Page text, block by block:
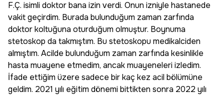
F.Ç. isimli doktor bana izin verdi. Onun izniyle hastanede
vakit geçirdim. Burada bulunduğum zaman zarfında
doktor koltuğuna oturduğum olmuştur. Boynuma
stetoskop da takmıştım. Bu stetoskopu medikalciden
almıştım. Acilde bulunduğum zaman zarfında kesinlikle
hasta muayene etmedim, ancak muayeneleri izledim.
İfade ettiğim üzere sadece bir kaç kez acil bölümüne
geldim. 2021 yılı eğitim dönemi bittikten sonra 2022 yılı